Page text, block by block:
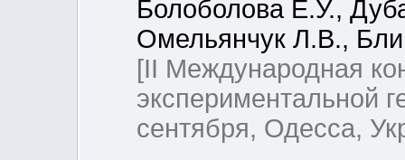
Болоболова Е.У.,
Омельянчук Л.В.,
[II Международная
экспериментальной
сентября, Одесса,